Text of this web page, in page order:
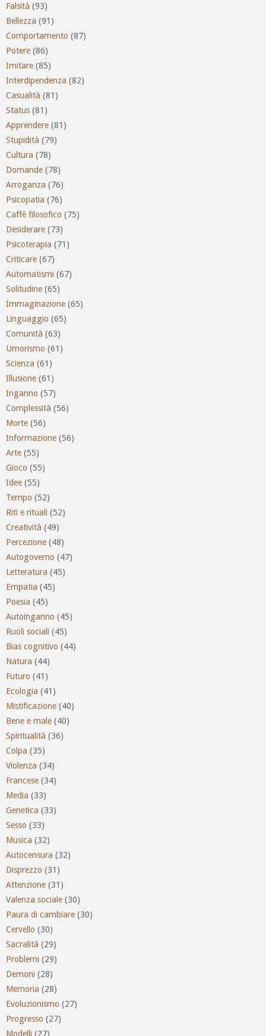
Falsità (93)
Bellezza (91)
Comportamento (87)
Potere (86)
Imitare (85)
Interdipendenza (82)
Casualità (81)
Status (81)
Apprendere (81)
Stupidità (79)
Cultura (78)
Domande (78)
Arroganza (76)
Psicopatia (76)
Caffè filosofico (75)
Desiderare (73)
Psicoterapia (71)
Criticare (67)
Automatismi (67)
Solitudine (65)
Immaginazione (65)
Linguaggio (65)
Comunità (63)
Umorismo (61)
Scienza (61)
Illusione (61)
Inganno (57)
Complessità (56)
Morte (56)
Informazione (56)
Arte (55)
Gioco (55)
Idee (55)
Tempo (52)
Riti e rituali (52)
Creatività (49)
Percezione (48)
Autogoverno (47)
Letteratura (45)
Empatia (45)
Poesia (45)
Autoinganno (45)
Ruoli sociali (45)
Bias cognitivo (44)
Natura (44)
Futuro (41)
Ecologia (41)
Mistificazione (40)
Bene e male (40)
Spiritualità (36)
Colpa (35)
Violenza (34)
Francese (34)
Media (33)
Genetica (33)
Sesso (33)
Musica (32)
Autocensura (32)
Disprezzo (31)
Attenzione (31)
Valenza sociale (30)
Paura di cambiare (30)
Cervello (30)
Sacralità (29)
Problemi (29)
Demoni (28)
Memoria (28)
Evoluzionismo (27)
Progresso (27)
Modelli (27)